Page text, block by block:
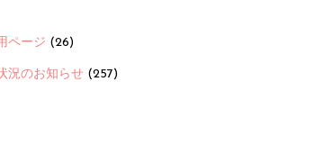
ページ (26)
況のお知らせ (257)